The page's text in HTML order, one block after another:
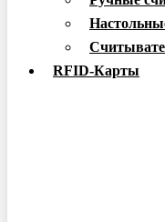
RFID-Карты